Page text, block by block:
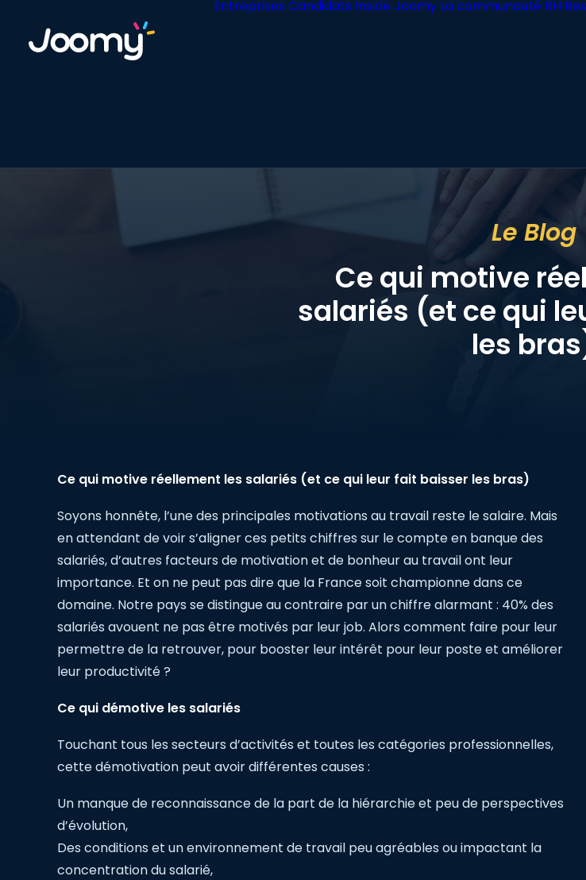
Entreprises Candidats Inside Joomy La communauté RH
Le Blog
Ce qui motive
salariés (et ce qui
les
Ce qui motive réellement les salariés (et ce qui leur fait baisser les bras)
Soyons honnête, l’une des principales motivations au travail reste le salaire. Mais
en attendant de voir s’aligner ces petits chiffres sur le compte en banque des
salariés, d’autres facteurs de motivation et de bonheur au travail ont leur
importance. Et on ne peut pas dire que la France soit championne dans ce
domaine. Notre pays se distingue au contraire par un chiffre alarmant : 40% des
salariés avouent ne pas être motivés par leur job. Alors comment faire pour leur
permettre de la retrouver, pour booster leur intérêt pour leur poste et améliorer
leur productivité ?
Ce qui démotive les salariés
Touchant tous les secteurs d’activités et toutes les catégories professionnelles,
cette démotivation peut avoir différentes causes :
Un manque de reconnaissance de la part de la hiérarchie et peu de perspectives
d’évolution,
Des conditions et un environnement de travail peu agréables ou impactant la
concentration du salarié,